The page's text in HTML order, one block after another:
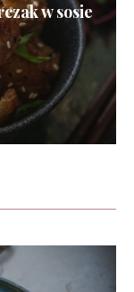
w sosie